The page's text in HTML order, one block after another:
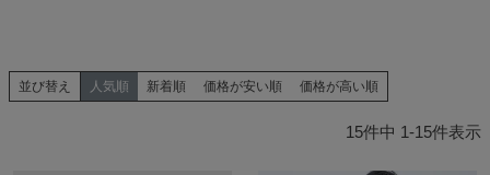
並び替え 人気順 新着順 価格が安い順 価格が高い順
15件中 1-15件表示